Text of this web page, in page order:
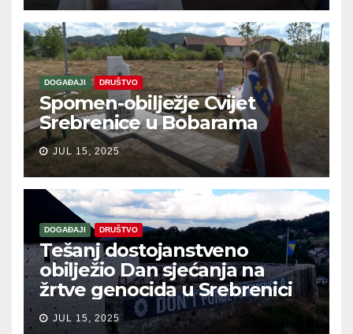
DOGAĐAJI DRUŠTVO
Spomen-obilježje Cvijet
Srebrenice u Bobarama
JUL 15, 2025
DOGAĐAJI DRUŠTVO
Tešanj dostojanstveno
obilježio Dan sjećanja na
žrtve genocida u Srebrenici
JUL 15, 2025